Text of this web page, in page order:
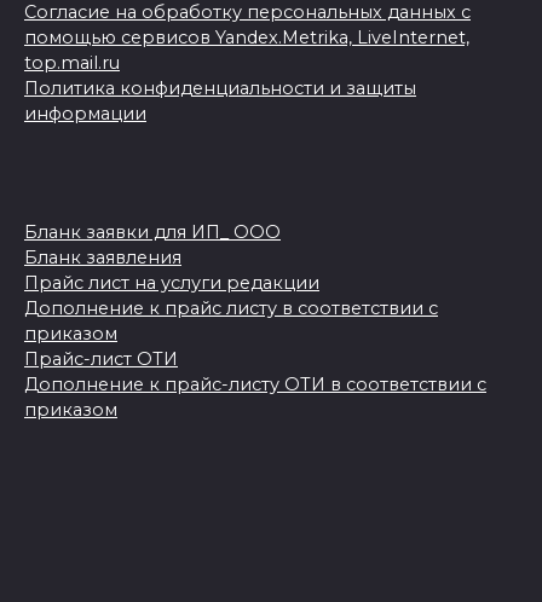
Согласие на обработку персональных данных с
помощью сервисов Yandex.Metrika, LiveInternet,
top.mail.ru
Политика конфиденциальности и защиты
информации
Бланк заявки для ИП_ ООО
Бланк заявления
Прайс лист на услуги редакции
Дополнение к прайс листу в соответствии с
приказом
Прайс-лист ОТИ
Дополнение к прайс-листу ОТИ в соответствии с
приказом